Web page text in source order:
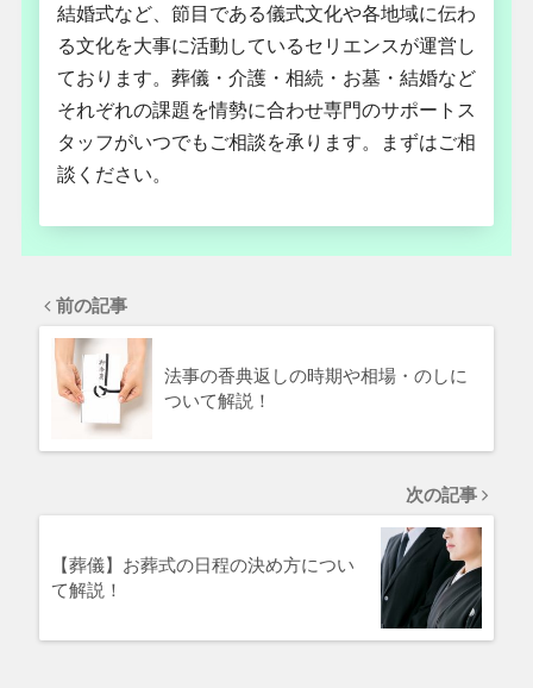
結婚式など、節目である儀式文化や各地域に伝わ
る文化を大事に活動しているセリエンスが運営し
ております。葬儀・介護・相続・お墓・結婚など
それぞれの課題を情勢に合わせ専門のサポートス
タッフがいつでもご相談を承ります。まずはご相
談ください。
前の記事
法事の香典返しの時期や相場・のしに
ついて解説！
次の記事
【葬儀】お葬式の日程の決め方につい
て解説！